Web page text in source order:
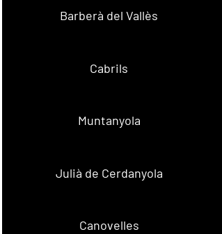
Barberà del Vallès
Cabrils
Muntanyola
Julià de Cerdanyola
Canovelles